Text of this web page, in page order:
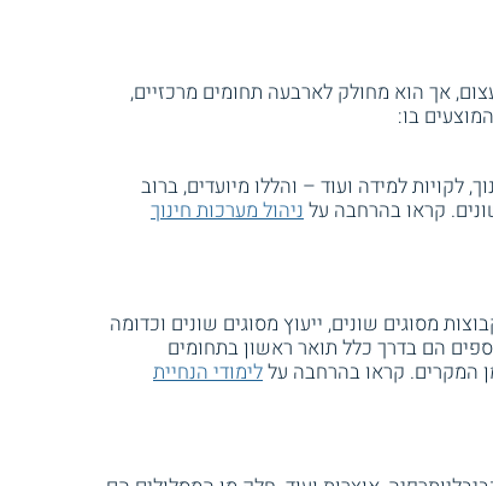
אך הוא מחולק לארבעה תחומים מרכזיים,
בו:
לקויות למידה ועוד – והללו מיועדים, ברוב
קראו בהרחבה על ניהול מערכות חינוך
מסוגים שונים, ייעוץ מסוגים שונים וכדומה
הם בדרך כלל תואר ראשון בתחומים
המקרים. קראו בהרחבה עללימודי הנחיית